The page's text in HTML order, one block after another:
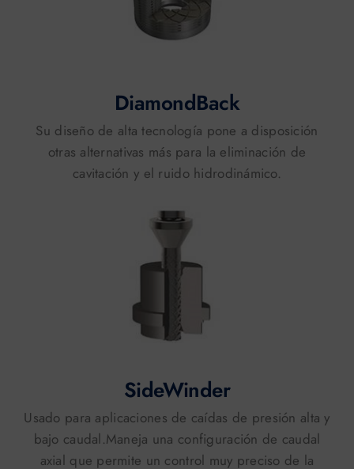
DiamondBack
Su diseño de alta tecnología pone a disposición
otras alternativas más para la eliminación de
cavitación y el ruido hidrodinámico.
SideWinder
Usado para aplicaciones de caídas de presión alta y
bajo caudal.Maneja una configuración de caudal
axial que permite un control muy preciso de la